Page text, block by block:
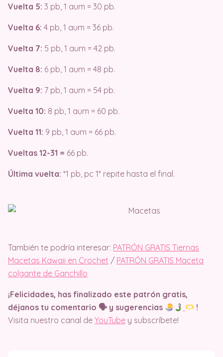
Vuelta 5: 3 pb, 1 aum = 30 pb.
Vuelta 6: 4 pb, 1 aum = 36 pb.
Vuelta 7: 5 pb, 1 aum = 42 pb.
Vuelta 8: 6 pb, 1 aum = 48 pb.
Vuelta 9: 7 pb, 1 aum = 54 pb.
Vuelta 10: 8 pb, 1 aum = 60 pb.
Vuelta 11: 9 pb, 1 aum = 66 pb.
Vueltas 12-31 = 66 pb.
Última vuelta: *1 pb, pc 1* repite hasta el final.
También te podría interesar: PATRÓN GRATIS Tiernas
Macetas Kawaii en Crochet / PATRÓN GRATIS Maceta
colgante de Ganchillo
¡Felicidades, has finalizado este patrón gratis,
déjanos tu comentario 🗣 y sugerencias
!
Visita nuestro canal de YouTube y subscríbete!